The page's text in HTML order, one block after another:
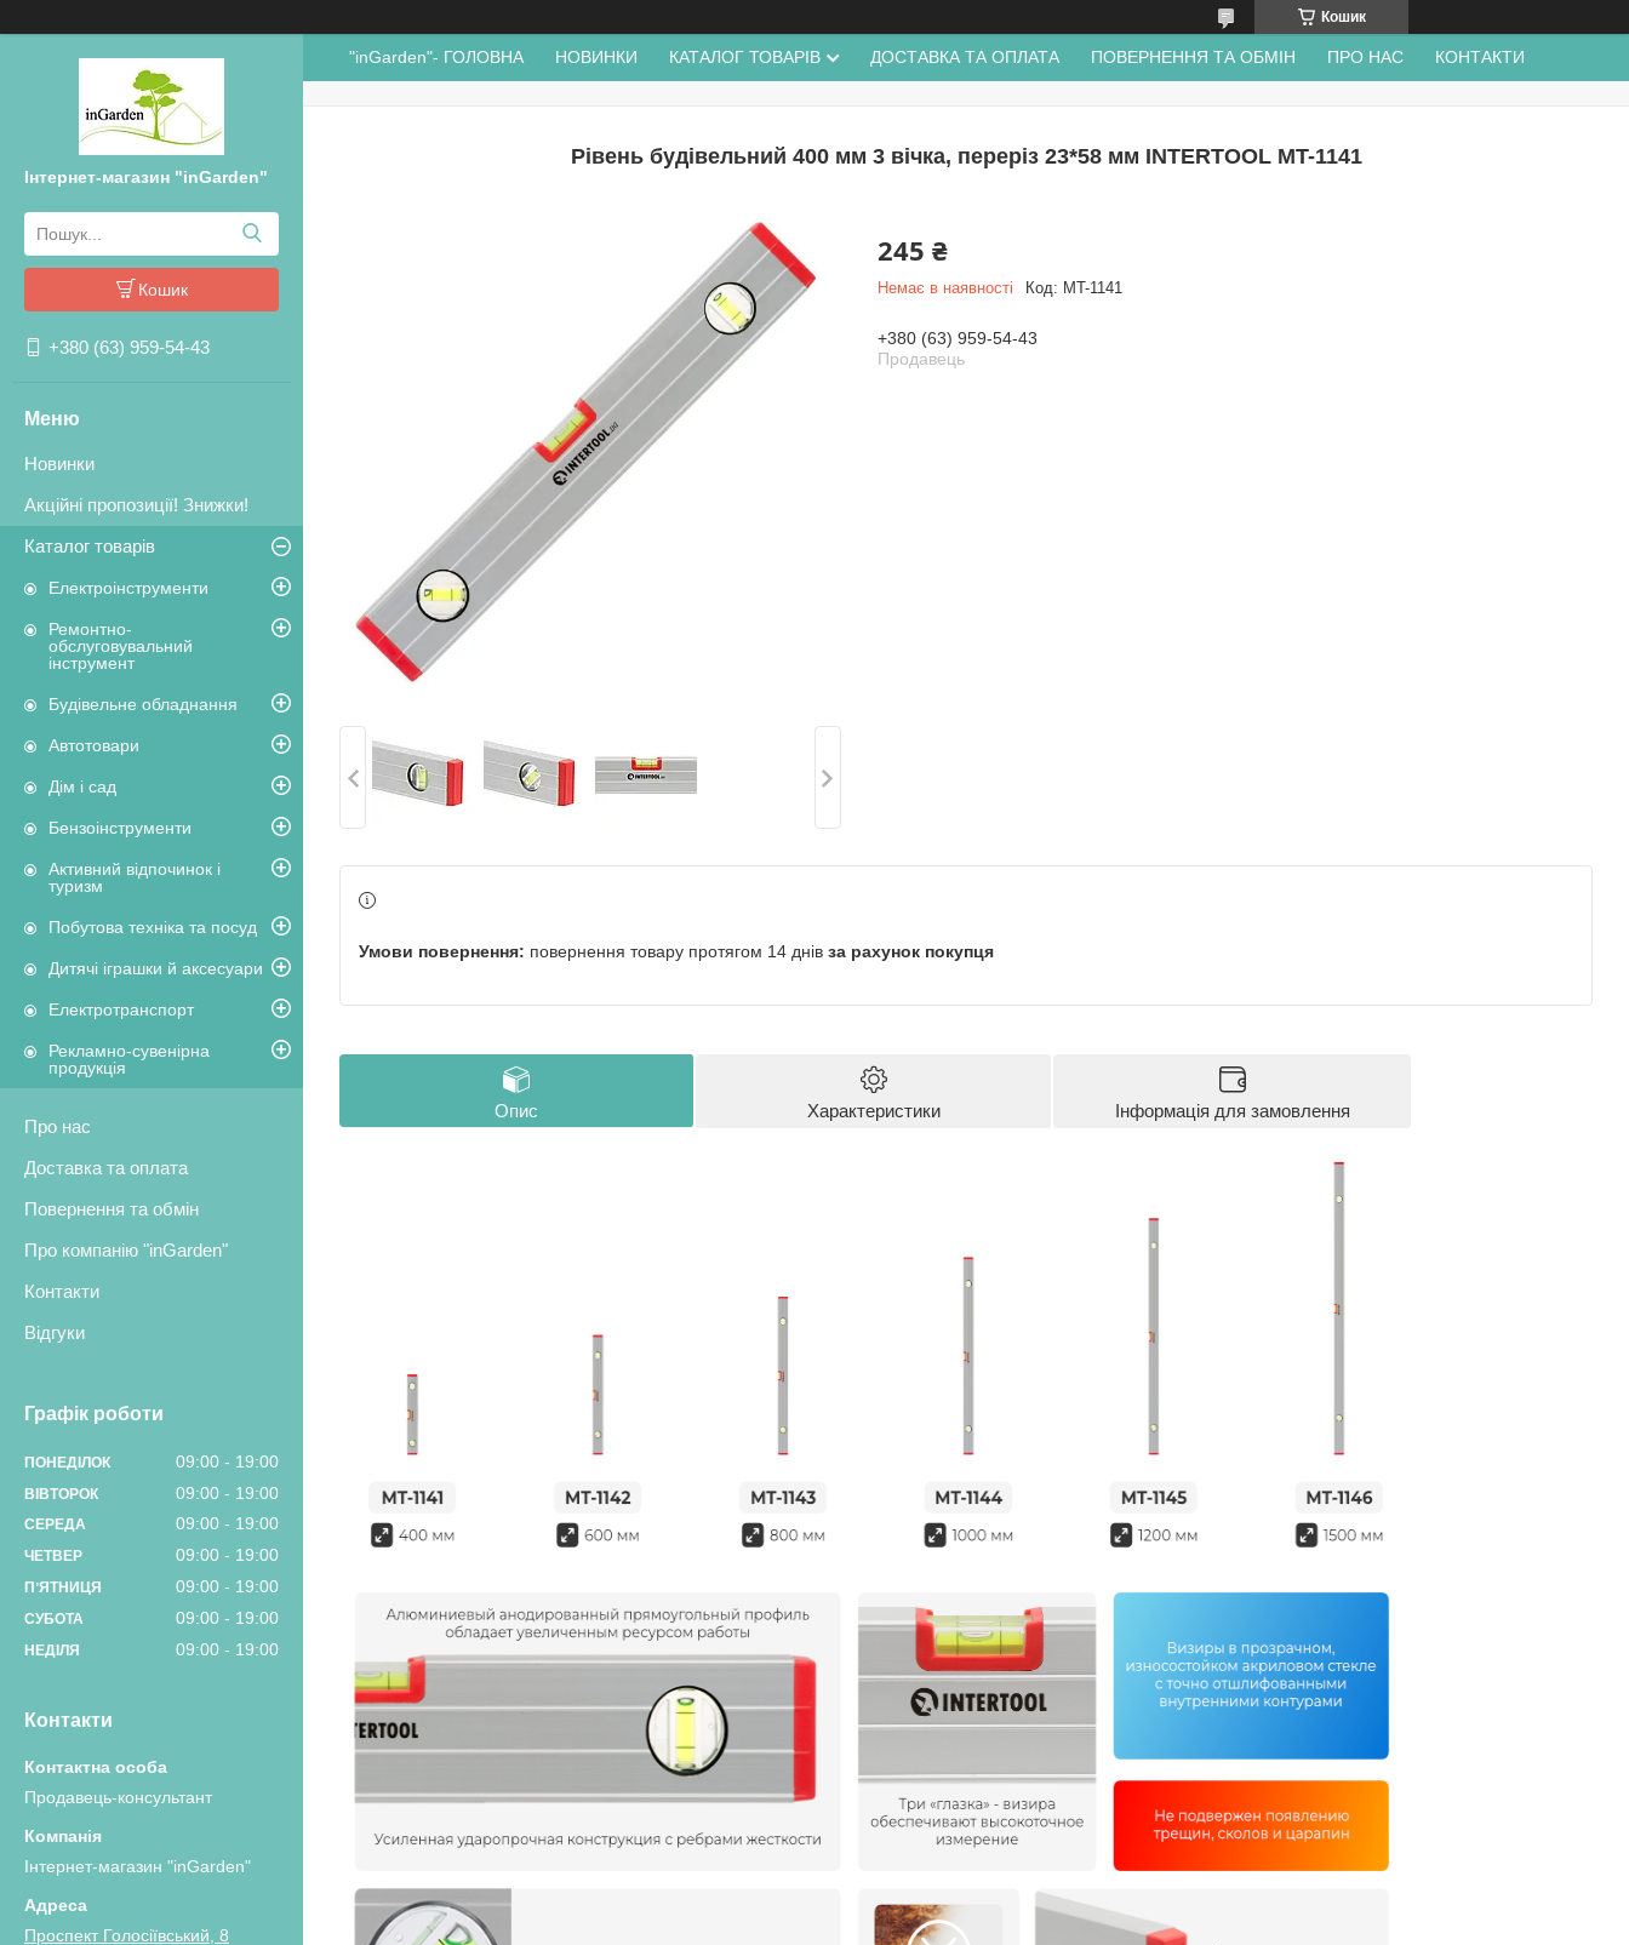
Кошик
Інтернет-магазин "inGarden"
Кошик
+380 (63) 959-54-43
Новинки
Акційні пропозиції! Знижки!
Каталог товарів
Електроінструменти
Ремонтно-
обслуговувальний
інструмент
Будівельне обладнання
Автотовари
Дім і сад
Бензоінструменти
Активний відпочинок і
туризм
Побутова техніка та посуд
Дитячі іграшки й аксесуари
Електротранспорт
Рекламно-сувенірна
продукція
Про нас
Доставка та оплата
Повернення та обмін
Про компанію "inGarden"
Контакти
Відгуки
Графік роботи
ПОНЕДІЛОК 09:00 19:00
ВІВТОРОК 09:00 19:00
СЕРЕДА 09:00 19:00
ЧЕТВЕР 09:00 19:00
ПʼЯТНИЦЯ 09:00 19:00
СУБОТА 09:00 19:00
НЕДІЛЯ 09:00 19:00
Контакти
Продавець-консультант
Інтернет-магазин "inGarden"
Проспект Голосіївський, 8
"inGarden"- ГОЛОВНА НОВИНКИ КАТАЛОГ ТОВАРІВ ДОСТАВКА ТА ОПЛАТА ПОВЕРНЕННЯ ТА ОБМІН ПРО НАС КОНТАКТИ
Рівень будівельний 400 мм 3 вічка, переріз 23*58 мм INTERTOOL MT-1141
245 ₴
Немає в наявності Код: MT-1141
+380 (63) 959-54-43
Продавець
повернення товару протягом 14 днів за рахунок покупця
Опис Характеристики Інформація для замовлення